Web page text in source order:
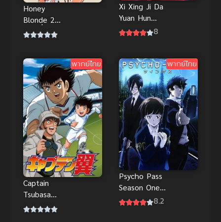
Honey
Blonde 2
ตอนที่ 1-3
ซากิและเอริ
นะทั้งสอง
วางแผนที่จะ
ไป
Xi Xing Ji Da
Yuan Hun
Tebie Pian
ผู้ยิ่งใหญ่
8
พากย์ไทย
Captain
Tsubasa
(2018) กัปตัน
พากย์ไทย
Psycho Pass
Season One
ไซโค พาส8.2